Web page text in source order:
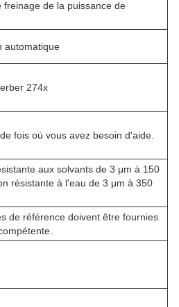
freinage de la puissance de
automatique
274x
fois où vous avez besoin d'aide.
aux solvants de 3 μm à 150
résistante à l'eau de 3 μm à 350
de référence doivent être fournies